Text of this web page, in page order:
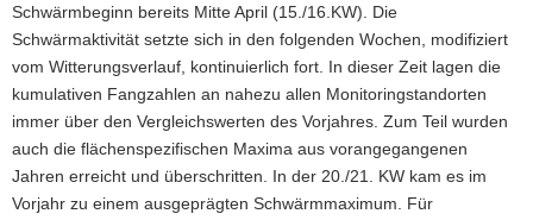
Schwärmbeginn bereits Mitte April (15./16.KW). Die
Schwärmaktivität setzte sich in den folgenden Wochen, modifiziert
vom Witterungsverlauf, kontinuierlich fort. In dieser Zeit lagen die
kumulativen Fangzahlen an nahezu allen Monitoringstandorten
immer über den Vergleichswerten des Vorjahres. Zum Teil wurden
auch die flächenspezifischen Maxima aus vorangegangenen
Jahren erreicht und überschritten. In der 20./21. KW kam es im
Vorjahr zu einem ausgeprägten Schwärmmaximum. Für